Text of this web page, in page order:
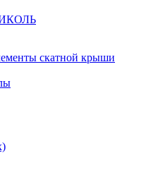
скатной крыши